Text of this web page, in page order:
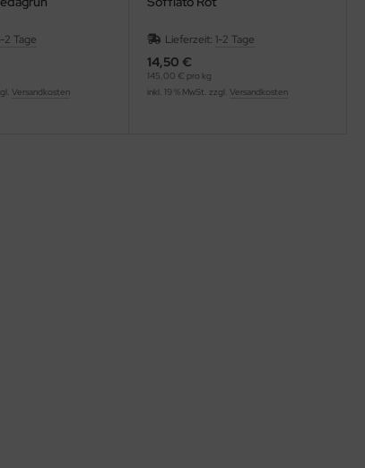
2 Tage
Versandkosten
Lieferzeit: 1-2 Tage
14,50 €
145,00 € pro kg
inkl. 19 % MwSt. zzgl. Versandkosten